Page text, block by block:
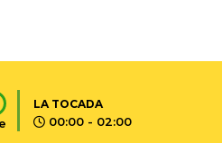
LA TOCADA
00:00 - 02:00